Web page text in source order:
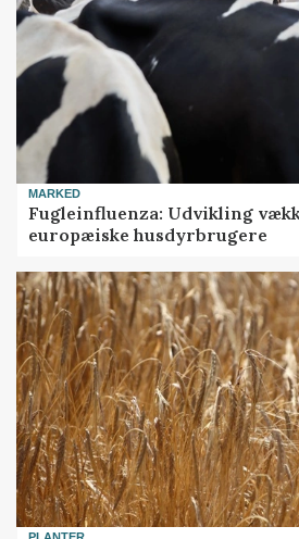
MARKED
Fugleinfluenza: Udvikling
europæiske husdyrbrugere